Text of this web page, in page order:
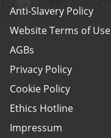
Anti-Slavery Policy
Website Terms of Use
AGBs
Privacy Policy
Cookie Policy
Ethics Hotline
Impressum